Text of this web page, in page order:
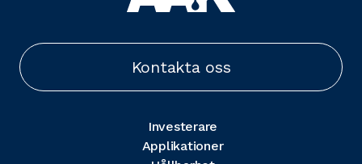
Kontakta oss
Investerare
Applikationer